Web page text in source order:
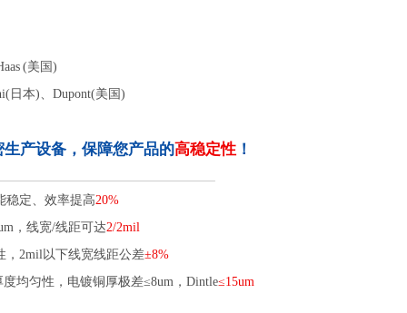
(美国)
日本)、Dupont(美国)
产设备，保障您产品的高稳定性 ！
稳定、效率提高20%
，线宽/线距可达2/2mil
，2mil以下线宽线距公差±8%
均匀性，电镀铜厚极差≤8um，Dintle≤15um